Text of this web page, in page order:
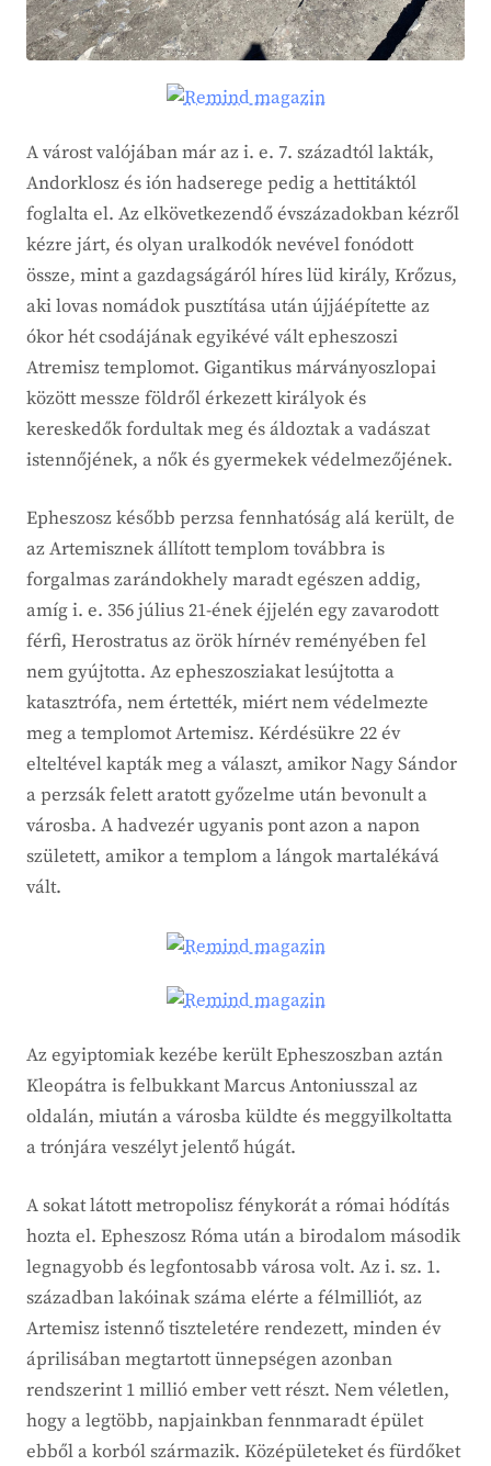
A várost valójában már az i. e. 7. századtól lakták,
Andorklosz és ión hadserege pedig a hettitáktól
foglalta el. Az elkövetkezendő évszázadokban kézről
kézre járt, és olyan uralkodók nevével fonódott
össze, mint a gazdagságáról híres lüd király, Krőzus,
aki lovas nomádok pusztítása után újjáépítette az
ókor hét csodájának egyikévé vált epheszoszi
Atremisz templomot. Gigantikus márványoszlopai
között messze földről érkezett királyok és
kereskedők fordultak meg és áldoztak a vadászat
istennőjének, a nők és gyermekek védelmezőjének.
Epheszosz később perzsa fennhatóság alá került, de
az Artemisznek állított templom továbbra is
forgalmas zarándokhely maradt egészen addig,
amíg i. e. 356 július 21-ének éjjelén egy zavarodott
férfi, Herostratus az örök hírnév reményében fel
nem gyújtotta. Az epheszosziakat lesújtotta a
katasztrófa, nem értették, miért nem védelmezte
meg a templomot Artemisz. Kérdésükre 22 év
elteltével kapták meg a választ, amikor Nagy Sándor
a perzsák felett aratott győzelme után bevonult a
városba. A hadvezér ugyanis pont azon a napon
született, amikor a templom a lángok martalékává
vált.
Az egyiptomiak kezébe került Epheszoszban aztán
Kleopátra is felbukkant Marcus Antoniusszal az
oldalán, miután a városba küldte és meggyilkoltatta
a trónjára veszélyt jelentő húgát.
A sokat látott metropolisz fénykorát a római hódítás
hozta el. Epheszosz Róma után a birodalom második
legnagyobb és legfontosabb városa volt. Az i. sz. 1.
században lakóinak száma elérte a félmilliót, az
Artemisz istennő tiszteletére rendezett, minden év
áprilisában megtartott ünnepségen azonban
rendszerint 1 millió ember vett részt. Nem véletlen,
hogy a legtöbb, napjainkban fennmaradt épület
ebből a korból származik. Középületeket és fürdőket